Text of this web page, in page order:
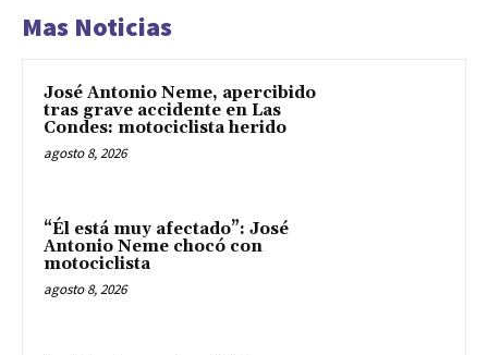
Mas Noticias
José Antonio Neme, apercibido
tras grave accidente en Las
Condes: motociclista herido
agosto 8, 2026
“Él está muy afectado”: José
Antonio Neme chocó con
motociclista
agosto 8, 2026